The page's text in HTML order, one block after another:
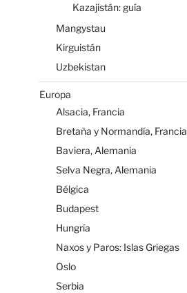
Kazajistán: guía
Mangystau
Kirguistán
Uzbekistan
Europa
Alsacia, Francia
Bretaña y Normandía, Francia
Baviera, Alemania
Selva Negra, Alemania
Bélgica
Budapest
Hungría
Naxos y Paros: Islas Griegas
Oslo
Serbia